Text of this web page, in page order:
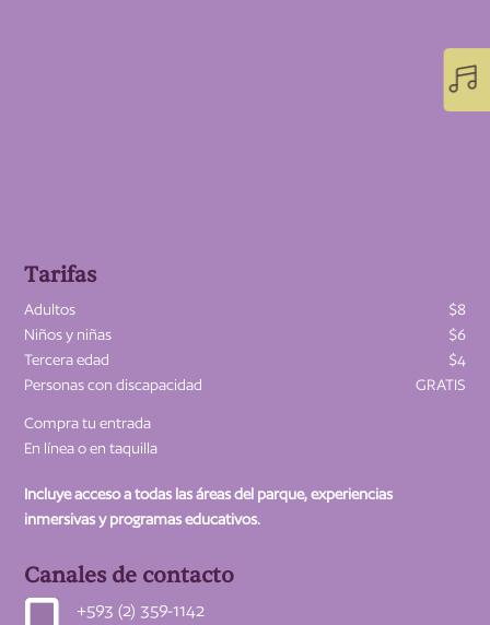

Tarifas
Adultos
$8
Niños y niñas
$6
Tercera edad
$4
Personas con discapacidad
GRATIS
Compra tu entrada
En línea o en taquilla
Incluye acceso a todas las áreas del parque, experiencias
inmersivas y programas educativos.
Canales de contacto
+593 (2) 359-1142